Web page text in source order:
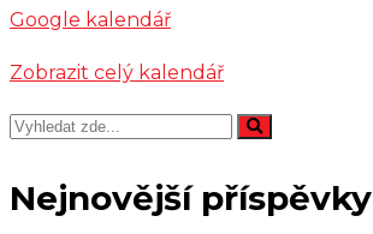
Kyčera
Google kalendář
Zobrazit celý kalendář
Nejnovější příspěvky